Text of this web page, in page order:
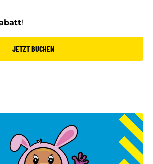
!
JETZT BUCHEN